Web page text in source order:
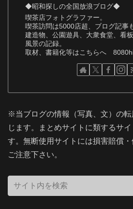
◆昭和探しの全国放浪ブログ◆
喫茶店フォトグラファー。
喫茶訪問は5000店超、ブログ記事
建造物、公園遊具、大衆食堂、看
風景の記録。
取材、書籍化等はこちらへ
※当ブログの情報（写真、文）の
じます。まとめサイトに類するサ
す。無断使用サイトには損害賠償
ご注意下さい。